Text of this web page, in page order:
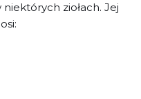
ziołach. Jej